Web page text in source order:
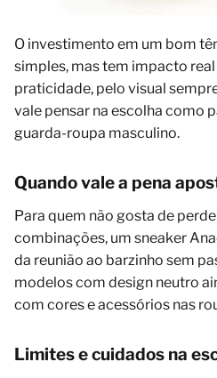
O investimento em um bom
simples, mas tem impacto real
praticidade, pelo visual
vale pensar na escolha como
guarda-roupa masculino.
Quando vale a pena
Para quem não gosta de
combinações, um sneaker
da reunião ao barzinho sem
modelos com design neutro
com cores e acessórios nas
Limites e cuidados na